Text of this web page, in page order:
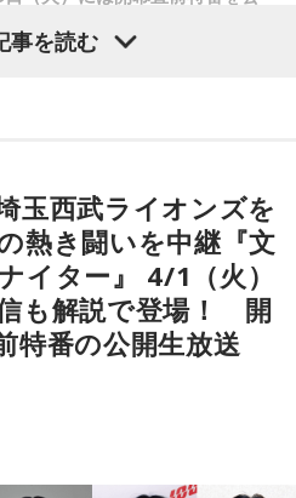
EXCHANGEでも素晴らし
た。トップバッターは注目のア
Undercooled」のカバーをはじ
的且つアグレッシヴなアプロ
でくれた。
は双葉町に対する参加者たち
る果てしない「荒野」。かつ
「荒野」となって雑草が茂
。
、町の未来は決して洋々たる
も、町の再生に立ち向かう
アルな「今」だ。
撃陣の底上げ。新戦力として
ン選手が加入したほか、ルー
弥選手が開幕スタメンに向け猛
、2025年のスローガン「ALL
なる発揮と6年ぶりのリーグ優
事を読む
玉西武ライオンズを
熱き闘いを中継『文
イター』 4/1（火）
も解説で登場！ 開
特番の公開生放送